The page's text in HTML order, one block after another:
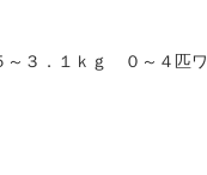
～３．１ｋｇ ０～４匹ワ